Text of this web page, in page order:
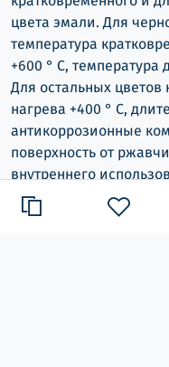
цвета эмали. Для
температура
+600 ° С, температура
Для остальных цветов
нагрева +400 ° С,
антикоррозионные
поверхность от
внутреннего